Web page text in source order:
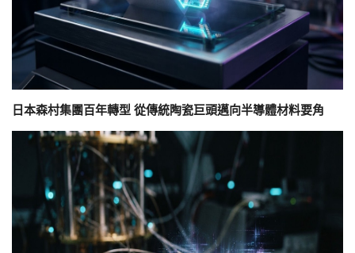
日本森村集團百年轉型 從傳統陶瓷巨頭邁向半導體材料要角